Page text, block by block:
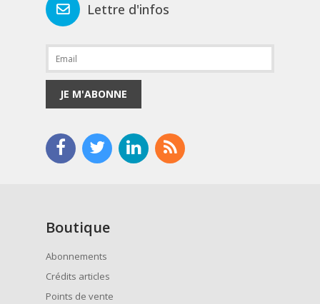
Lettre d'infos
JE M'ABONNE
Boutique
Abonnements
Crédits articles
Points de vente